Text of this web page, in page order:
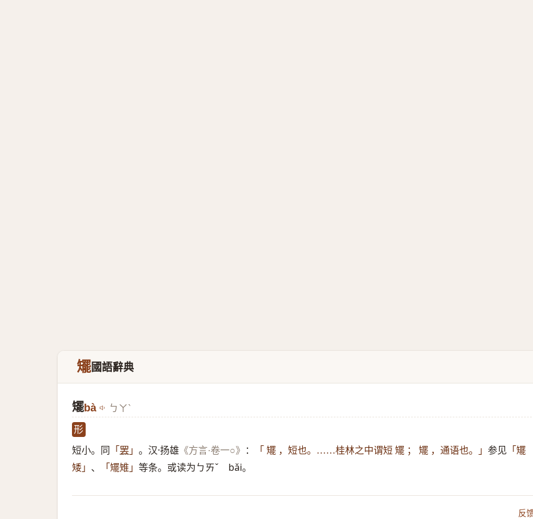
矲國語辭典
矲bà ㄅㄚˋ
形
短小。同 「 罢 」 。汉·扬雄 《方言·卷一○》 ： 「 矲 ，短也。……桂林之中谓短 矲 ； 矲 ，通语也。」 参见 「矲
矮」 、 「矲雉」 等条。或读为ㄅㄞˇ bǎi。
反